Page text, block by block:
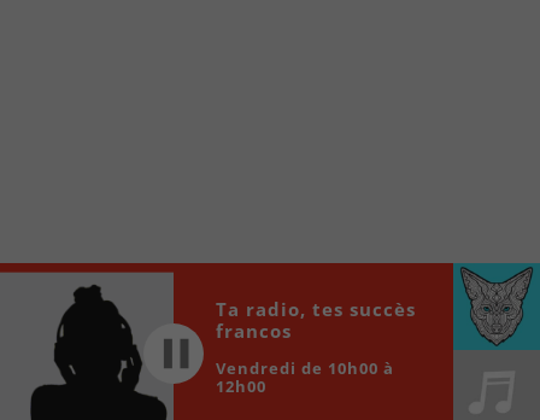
Audio
Player
00:00 00:00
Ta radio, tes succès
francos
Vendredi de 10h00 à
12h00